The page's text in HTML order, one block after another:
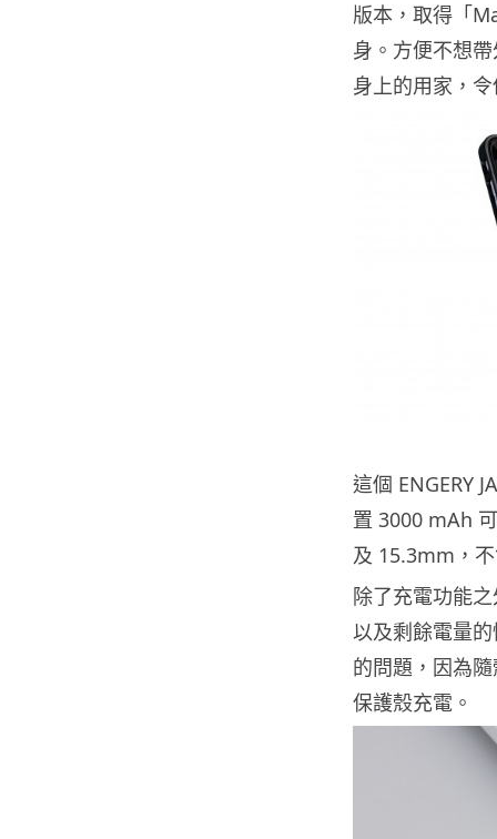
版本，取得「
身。方便不想
身上的用家，
這個 ENGERY
置 3000 mAh
及 15.3mm，
除了充電功能
以及剩餘電量
的問題，因為
保護殼充電。